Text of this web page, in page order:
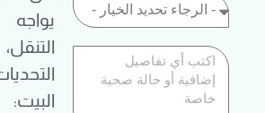
البيت: